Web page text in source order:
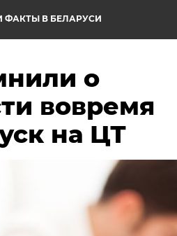
ФАКТЫ В БЕЛАРУСИ
о
вовремя
на ЦТ